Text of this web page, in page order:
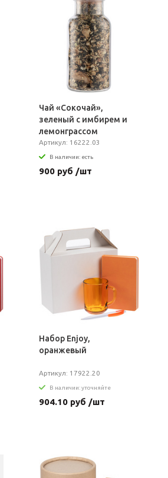
Чай «Сокочай»,
зеленый с имбирем и
лемонграссом
Артикул: 16222.03
В наличии: есть
900 руб /шт
Набор Enjoy,
оранжевый
Артикул: 17922.20
В наличии: уточняйте
904.10 руб /шт